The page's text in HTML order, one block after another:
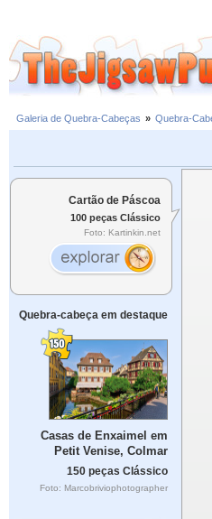
Galeria de Quebra-Cabeças » Quebra-
Cartão de Páscoa
100 peças Clássico
Foto: Kartinkin.net
Quebra-cabeça em destaque
Casas de Enxaimel em
Petit Venise, Colmar
150 peças Clássico
Foto: Marcobriviophotographer